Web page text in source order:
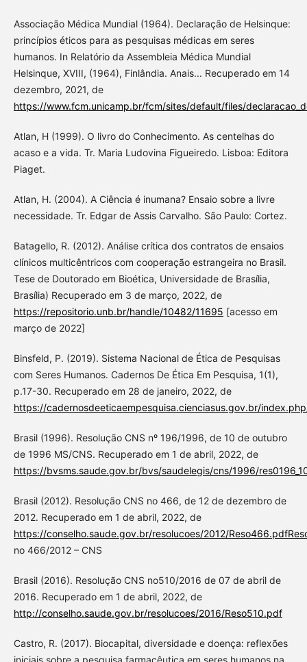
Associação Médica Mundial (1964). Declaração de Helsinque:
princípios éticos para as pesquisas médicas em seres
humanos. In Relatório da Assembleia Médica Mundial
Helsinque, XVIII, (1964), Finlândia. Anais... Recuperado em 14
dezembro, 2021, de
https://www.fcm.unicamp.br/fcm/sites/default/files/
Atlan, H (1999). O livro do Conhecimento. As centelhas do
acaso e a vida. Tr. Maria Ludovina Figueiredo. Lisboa: Editora
Piaget.
Atlan, H. (2004). A Ciência é inumana? Ensaio sobre a livre
necessidade. Tr. Edgar de Assis Carvalho. São Paulo: Cortez.
Batagello, R. (2012). Análise crítica dos contratos de ensaios
clínicos multicêntricos com cooperação estrangeira no Brasil.
Tese de Doutorado em Bioética, Universidade de Brasília,
Brasília) Recuperado em 3 de março, 2022, de
https://repositorio.unb.br/handle/10482/11695 [acesso em
março de 2022]
Binsfeld, P. (2019). Sistema Nacional de Ética de Pesquisas
com Seres Humanos. Cadernos De Ética Em Pesquisa, 1(1),
p.17-30. Recuperado em 28 de janeiro, 2022, de
https://cadernosdeeticaempesquisa.cienciasus.gov.br/
Brasil (1996). Resolução CNS nº 196/1996, de 10 de outubro
de 1996 MS/CNS. Recuperado em 1 de abril, 2022, de
https://bvsms.saude.gov.br/bvs/saudelegis/cns/1996/
Brasil (2012). Resolução CNS no 466, de 12 de dezembro de
2012. Recuperado em 1 de abril, 2022, de
https://conselho.saude.gov.br/resolucoes/2012/
no 466/2012 – CNS
Brasil (2016). Resolução CNS no510/2016 de 07 de abril de
2016. Recuperado em 1 de abril, 2022, de
http://conselho.saude.gov.br/resolucoes/2016/Reso510.pdf
Castro, R. (2017). Biocapital, diversidade e doença: reflexões
iniciais sobre a pesquisa farmacêutica em seres humanos na